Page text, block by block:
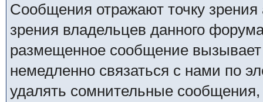
Сообщения отражают точку зрения
зрения владельцев данного
размещенное сообщение
немедленно связаться с нами по
удалять сомнительные